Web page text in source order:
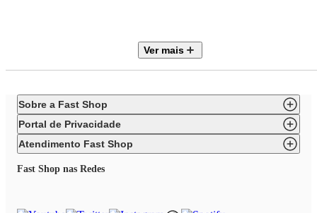
design e quando necessário criar modelos reais e até a produção de
Itens inclusos:
01 Esfregão Mop 45cm Algodão Refil Limpeza Higiênico Crismop
Ver mais
Sobre a Fast Shop
Portal de Privacidade
Atendimento Fast Shop
Fast Shop nas Redes